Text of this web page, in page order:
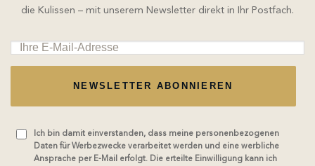
die Kulissen – mit unserem Newsletter direkt in Ihr Postfach.
NEWSLETTER ABONNIEREN
Ich bin damit einverstanden, dass meine personenbezogenen
Daten für Werbezwecke verarbeitet werden und eine werbliche
Ansprache per E-Mail erfolgt. Die erteilte Einwilligung kann ich